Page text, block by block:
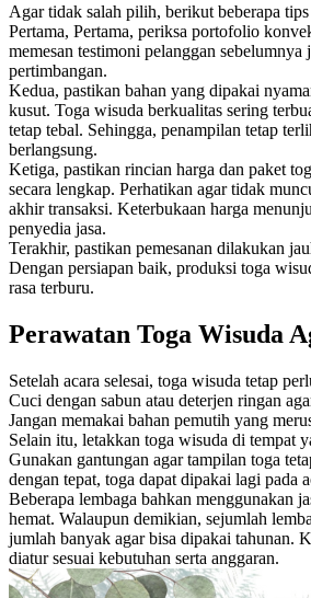
Agar tidak salah pilih, berikut beberapa
Pertama, Pertama, periksa portofolio
memesan testimoni pelanggan sebelumnya
pertimbangan.
Kedua, pastikan bahan yang dipakai
kusut. Toga wisuda berkualitas sering
tetap tebal. Sehingga, penampilan tetap
berlangsung.
Ketiga, pastikan rincian harga dan paket
secara lengkap. Perhatikan agar tidak
akhir transaksi. Keterbukaan harga
penyedia jasa.
Terakhir, pastikan pemesanan dilakukan
Dengan persiapan baik, produksi toga
rasa terburu.
Perawatan Toga Wisuda
Setelah acara selesai, toga wisuda tetap
Cuci dengan sabun atau deterjen ringan
Jangan memakai bahan pemutih yang
Selain itu, letakkan toga wisuda di tempat
Gunakan gantungan agar tampilan toga
dengan tepat, toga dapat dipakai lagi pada
Beberapa lembaga bahkan menggunakan
hemat. Walaupun demikian, sejumlah
jumlah banyak agar bisa dipakai tahunan.
diatur sesuai kebutuhan serta anggaran.